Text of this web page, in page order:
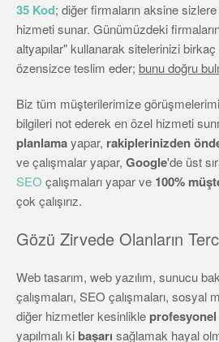
35 Kod; diğer firmaların aksine sizlere
hizmeti sunar. Günümüzdeki
altyapılar" kullanarak sitelerinizi
özensizce teslim eder; bunu doğru
Biz tüm müşterilerimize
bilgileri not ederek en özel hizmeti
planlamayapar, rakiplerinizden
ve çalışmalar yapar, Google'de üst
SEO çalışmaları yapar ve 100%
çok çalışırız.
Gözü Zirvede Olanların
Web tasarım, web yazılım, sunucu
çalışmaları, SEO çalışmaları, sosyal
diğer hizmetler kesinlikle
yapılmalı ki başarı sağlamak hayal